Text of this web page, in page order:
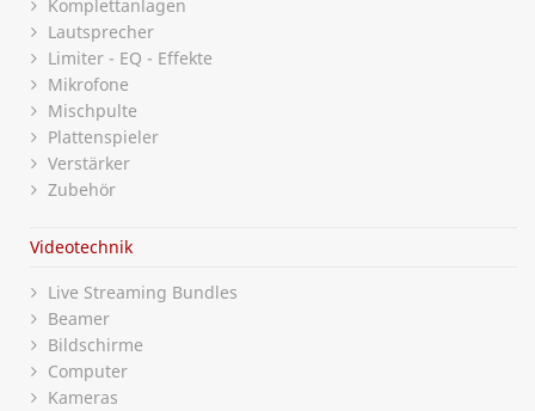
Komplettanlagen
Lautsprecher
Limiter - EQ - Effekte
Mikrofone
Mischpulte
Plattenspieler
Verstärker
Zubehör
Videotechnik
Live Streaming Bundles
Beamer
Bildschirme
Computer
Kameras